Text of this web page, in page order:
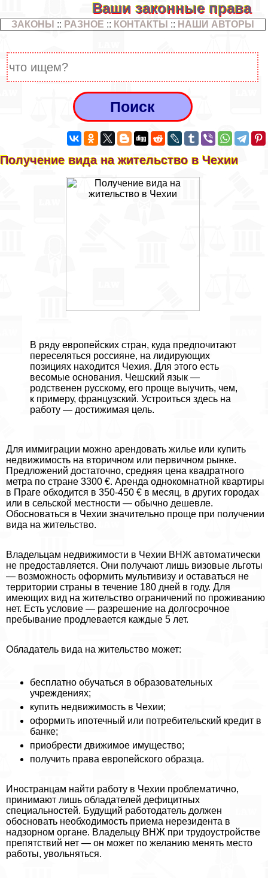
Ваши законные права
ЗАКОНЫ :: РАЗНОЕ :: КОНТАКТЫ :: НАШИ АВТОРЫ
Получение вида на жительство в Чехии
В ряду европейских стран, куда предпочитают
переселяться россияне, на лидирующих
позициях находится Чехия. Для этого есть
весомые основания. Чешский язык —
родственен русскому, его проще выучить, чем,
к примеру, французский. Устроиться здесь на
работу — достижимая цель.
Для иммиграции можно арендовать жилье или купить
недвижимость на вторичном или первичном рынке.
Предложений достаточно, средняя цена квадратного
метра по стране 3300 €. Аренда однокомнатной квартиры
в Праге обходится в 350‑450 € в месяц, в других городах
или в сельской местности — обычно дешевле.
Обосноваться в Чехии значительно проще при получении
вида на жительство.
Владельцам недвижимости в Чехии ВНЖ автоматически
не предоставляется. Они получают лишь визовые льготы
— возможность оформить мультивизу и оставаться не
территории страны в течение 180 дней в году. Для
имеющих вид на жительство ограничений по проживанию
нет. Есть условие — разрешение на долгосрочное
пребывание продлевается каждые 5 лет.
Обладатель вида на жительство может:
бесплатно обучаться в образовательных
учреждениях;
купить недвижимость в Чехии;
оформить ипотечный или потребительский кредит в
банке;
приобрести движимое имущество;
получить права европейского образца.
Иностранцам найти работу в Чехии проблематично,
принимают лишь обладателей дефицитных
специальностей. Будущий работодатель должен
обосновать необходимость приема нерезидента в
надзорном органе. Владельцу ВНЖ при трудоустройстве
препятствий нет — он может по желанию менять место
работы, увольняться.